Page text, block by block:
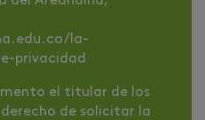
la-
privacidad
el titular de los
de solicitar la